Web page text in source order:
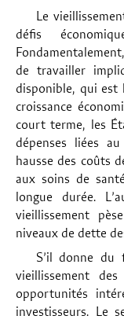
Le
défis
de travailler
disponible, qui est
croissance
court terme, les
dépenses liées
hausse des coûts
aux soins de
longue durée.
vieillissement
niveaux de dette
S’il donne du
vieillissement
opportunités
investisseurs. Le